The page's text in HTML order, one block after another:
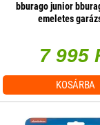
bburago junior
emeletes
7 995
KOSÁRBA